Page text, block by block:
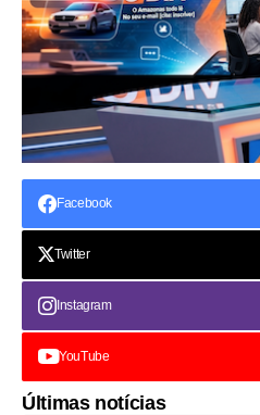
Facebook
Twitter
Instagram
YouTube
Últimas notícias